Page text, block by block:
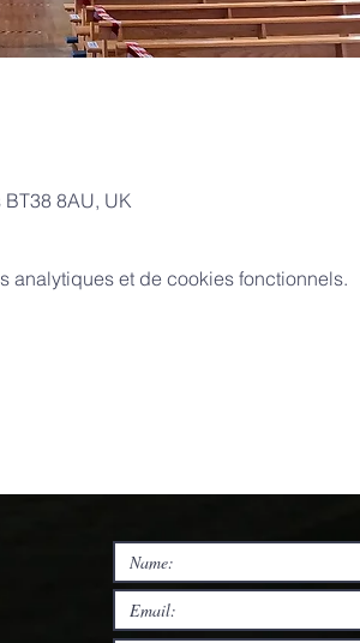
8AU, UK
analytiques et de cookies fonctionnels.